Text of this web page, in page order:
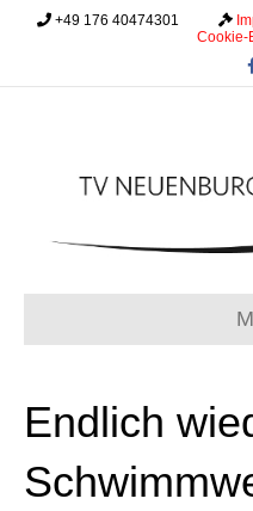
+49 176 40474301
Cookie-
c
k
Endlich